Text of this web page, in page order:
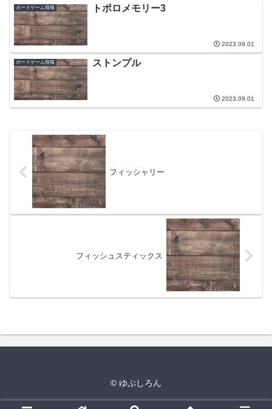
ボードゲーム情報 トポロメモリー3
2023.09.01
ボードゲーム情報 ストンプル
2023.09.01
フィッシャリー
フィッシュスティックス
© ゆぷしろん